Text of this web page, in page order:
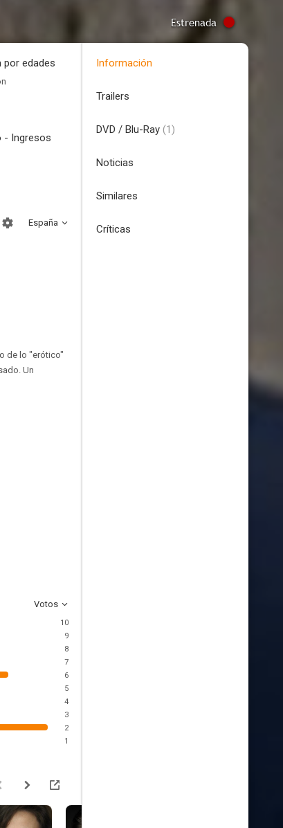
Estrenada
por edades
- Ingresos
España
de lo "erótico"
Un
Votos
10
9
8
7
6
5
4
3
2
1
Información
Trailers
DVD / Blu-Ray (1)
Noticias
Similares
Críticas